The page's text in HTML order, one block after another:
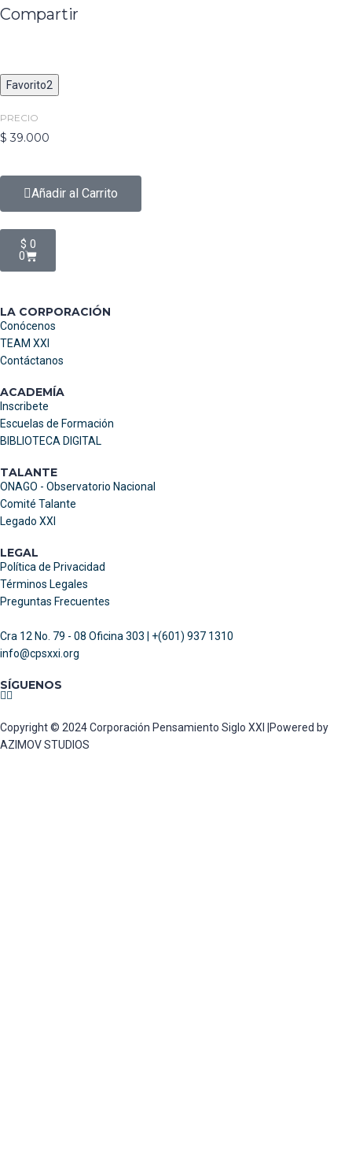
Compartir
Favorito2
PRECIO
$ 39.000
Añadir al Carrito
$ 0
0
LA CORPORACIÓN
Conócenos
TEAM XXI
Contáctanos
ACADEMÍA
Inscribete
Escuelas de Formación
BIBLIOTECA DIGITAL
TALANTE
ONAGO - Observatorio Nacional
Comité Talante
Legado XXI
LEGAL
Política de Privacidad
Términos Legales
Preguntas Frecuentes
Cra 12 No. 79 - 08 Oficina 303 | +(601) 937 1310
info@cpsxxi.org
SÍGUENOS
Copyright © 2024 Corporación Pensamiento Siglo XXI |Powered by
AZIMOV STUDIOS